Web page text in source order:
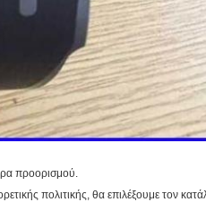
προορισμού.
πολιτικής, θα επιλέξουμε τον